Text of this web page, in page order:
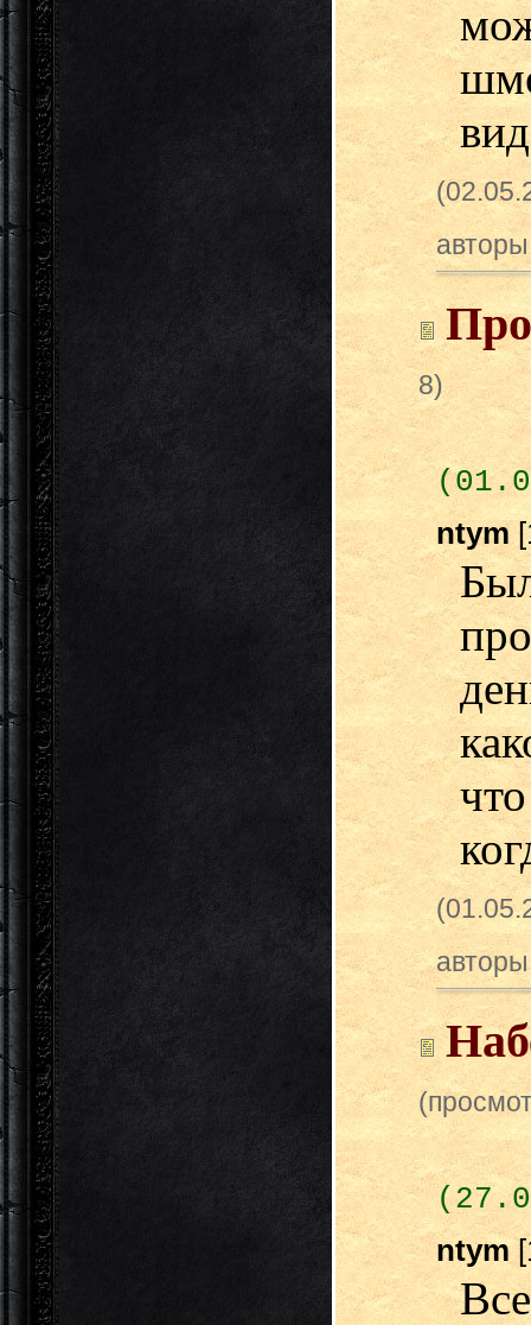
8)
ntym
ntym